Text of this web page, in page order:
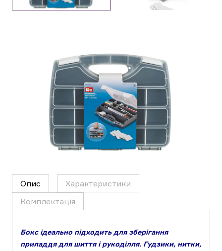
Опис
Характеристики
Комплектація
Бокс ідеально підходить для зберігання
приладдя для шиття і рукоділля. Гудзики, нитки,